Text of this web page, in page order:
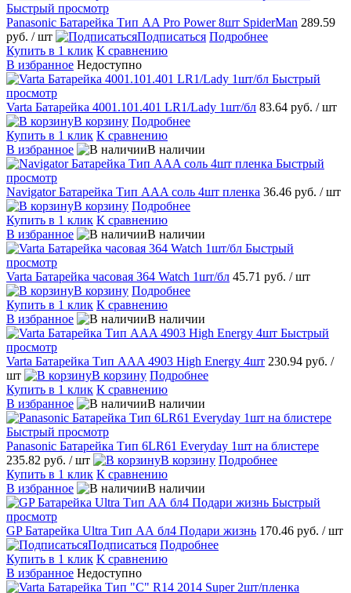
Быстрый просмотр
Panasonic Батарейка Тип AA Pro Power 8шт SpiderMan 289.59
руб. / шт Подписаться Подробнее
Купить в 1 клик К сравнению
В избранное Недоступно
Быстрый
просмотр
Varta Батарейка 4001.101.401 LR1/Lady 1шт/бл 83.64 руб. / шт
В корзину Подробнее
Купить в 1 клик К сравнению
В избранное
В наличии
Быстрый
просмотр
Navigator Батарейка Тип AAA соль 4шт пленка 36.46 руб. / шт
В корзину Подробнее
Купить в 1 клик К сравнению
В избранное
В наличии
Быстрый
просмотр
Varta Батарейка часовая 364 Watch 1шт/бл 45.71 руб. / шт
В корзину Подробнее
Купить в 1 клик К сравнению
В избранное
В наличии
Быстрый
просмотр
Varta Батарейка Тип AAA 4903 High Energy 4шт 230.94 руб. /
шт
В корзину Подробнее
Купить в 1 клик К сравнению
В избранное
В наличии
Быстрый просмотр
Panasonic Батарейка Тип 6LR61 Everyday 1шт на блистере
235.82 руб. / шт В корзину Подробнее
Купить в 1 клик К сравнению
В избранное
В наличии
Быстрый
просмотр
GP Батарейка Ultra Тип АА бл4 Подари жизнь 170.46 руб. / шт
Подписаться Подробнее
Купить в 1 клик К сравнению
В избранное Недоступно